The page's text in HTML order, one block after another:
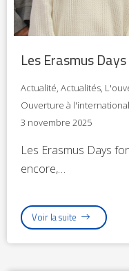
Les Erasmus
Actualité, Actualités,
Ouverture à l'international
3 novembre 2025
Les Erasmus Days
encore,…
Voir la suite